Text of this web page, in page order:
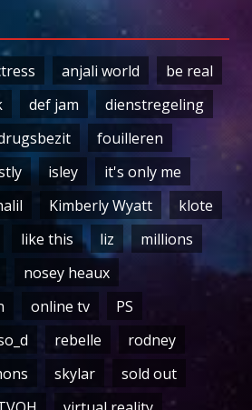
anjali world
be real
def jam
dienstregeling
fouilleren
isley
it's only me
Kimberly Wyatt
klote
like this liz
millions
nosey heaux
online tv
PS
rebelle
rodney
skylar
sold out